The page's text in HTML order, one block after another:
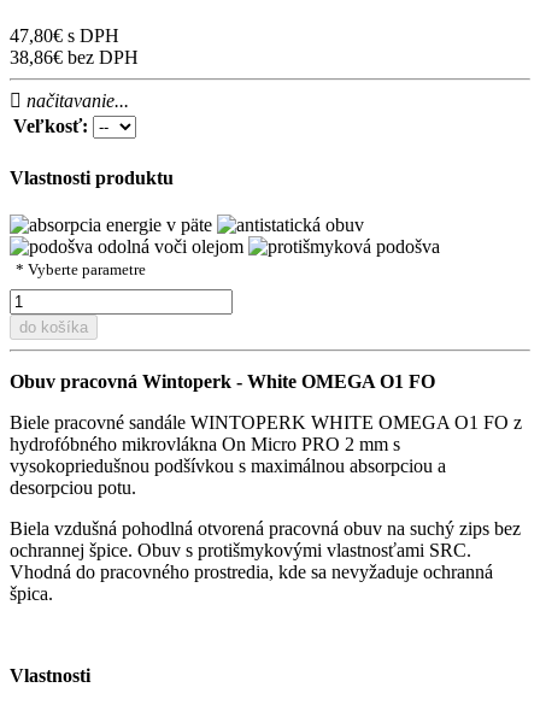
47,80€ s DPH
38,86€ bez DPH
načitavanie...
Veľkosť:
Vlastnosti produktu
* Vyberte parametre
do košíka
Obuv pracovná Wintoperk - White OMEGA O1 FO
Biele pracovné sandále WINTOPERK WHITE OMEGA O1 FO z
hydrofóbného mikrovlákna On Micro PRO 2 mm s
vysokopriedušnou podšívkou s maximálnou absorpciou a
desorpciou potu.
Biela vzdušná pohodlná otvorená pracovná obuv na suchý zips bez
ochrannej špice. Obuv s protišmykovými vlastnosťami SRC.
Vhodná do pracovného prostredia, kde sa nevyžaduje ochranná
špica.
Vlastnosti